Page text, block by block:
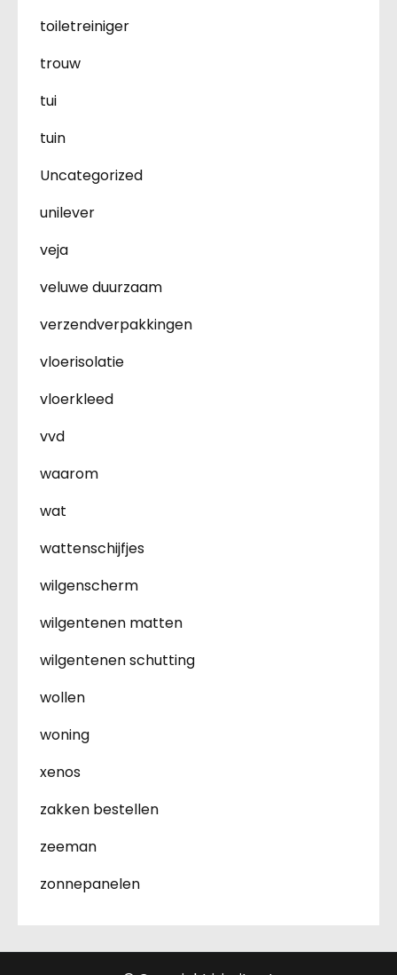
toiletreiniger
trouw
tui
tuin
Uncategorized
unilever
veja
veluwe duurzaam
verzendverpakkingen
vloerisolatie
vloerkleed
vvd
waarom
wat
wattenschijfjes
wilgenscherm
wilgentenen matten
wilgentenen schutting
wollen
woning
xenos
zakken bestellen
zeeman
zonnepanelen